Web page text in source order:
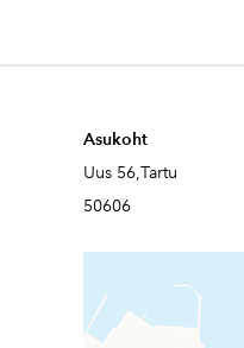
Asukoht
Uus 56,Tartu
50606